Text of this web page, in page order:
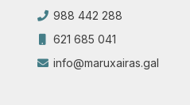
988 442 288
621 685 041
info@maruxairas.gal